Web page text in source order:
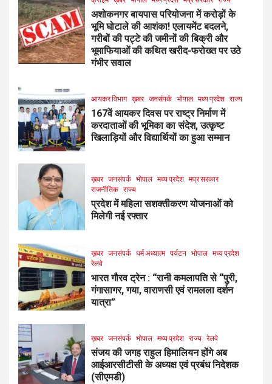
अशोकनगर बायपास परियोजना में करोड़ों के
भूमि घोटाले की आशंका! एलायमेंट बदलने,
गरीबों की पट्टे की जमीनों की बिक्री और
भूमाफियाओं की कथित खरीद-फरोख्त पर उठे
गंभीर सवाल
आयकर विभाग ख़बर जनसंपर्क भोपाल मध्य प्रदेश राज्य
167वें आयकर दिवस पर राष्ट्र निर्माण में
करदाताओं की भूमिका का संदेश, उत्कृष्ट
खिलाड़ियों और विद्यार्थियों का हुआ सम्मान
ख़बर जनसंपर्क भोपाल मध्य प्रदेश मप्र सरकार
राजनीतिक राज्य
प्रदेश में महिला सशक्तीकरण योजनाओं को
मिलेगी नई रफ्तार
ख़बर जनसंपर्क धर्म अध्यात्म पर्यटन भोपाल मध्य प्रदेश
रेलवे
भारत गौरव ट्रेन : “रानी कमलापति से “पुरी,
गंगासागर, गया, वाराणसी एवं रामलला दर्शन
यात्रा”
ख़बर जनसंपर्क भोपाल मध्य प्रदेश राज्य रेलवे
संजय की जगह राहुल हिमालियन होंगे अब
आईआरसीटीसी के अध्यक्ष एवं प्रबंध निदेशक
(सीएमडी)